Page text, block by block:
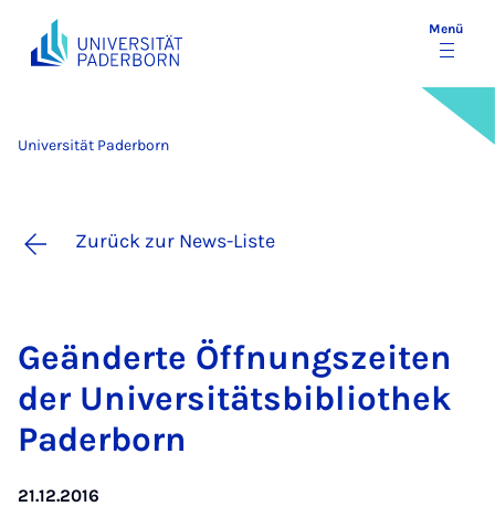
Menü
Universität Paderborn
Zurück zur News-Liste
Ge­än­der­te Öff­nungs­zei­ten
der Uni­ver­si­täts­bi­blio­thek
Pa­der­born
21.12.2016